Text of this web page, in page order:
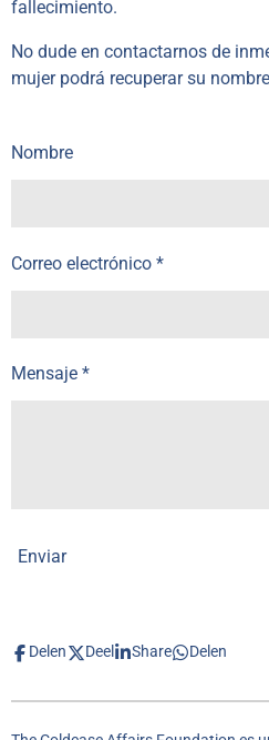
fallecimiento.
No dude en contactarnos de
mujer podrá recuperar su
Nombre
Correo electrónico *
Mensaje *
Enviar
Delen Deel Share Delen